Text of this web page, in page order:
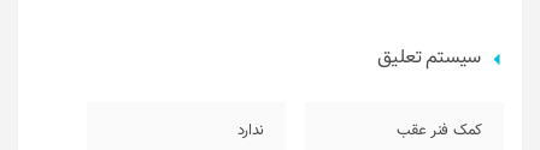
سیستم تعلیق
کمک فنر عقب ندارد